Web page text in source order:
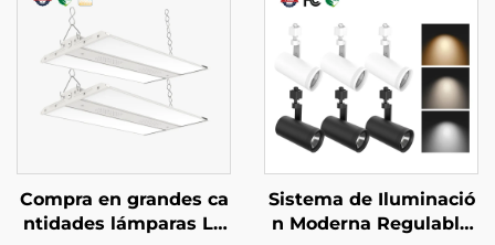
Compra en grandes ca
ntidades lámparas LE
Sistema de Iluminació
n Moderna Regulable